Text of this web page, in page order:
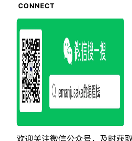
CONNECT